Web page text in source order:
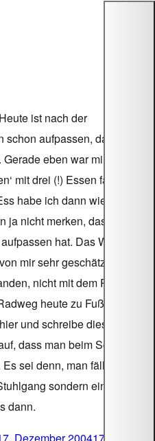
ist nach der
aufpassen, dass man
eben war mir
mit drei (!) Essen fast
habe ich dann wieder
nicht merken, dass
hat. Das Wetter ist
mir sehr geschätzte (sehr!)
nicht mit dem Rade zur
heute zu Fuß zu
und schreibe diesen
dass man beim Schreiben
sei denn, man fällt vom
sondern ein
dann.
Dezember 200417.